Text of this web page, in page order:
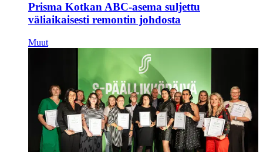
Prisma Kotkan ABC-asema suljettu
väliaikaisesti remontin johdosta
Muut